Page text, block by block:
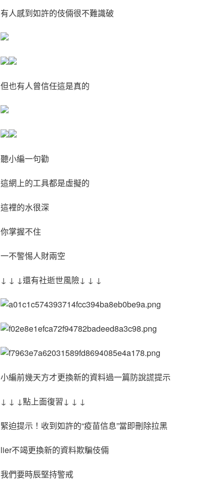
有人感到如許的伎倆很不難識破
但也有人曾信任這是真的
聽小編一句勸
這網上的工具都是虛擬的
這裡的水很深
你掌握不住
一不警惕人財兩空
↓ ↓ ↓還有社逝世風險↓ ↓ ↓
小編前幾天方才更換新的資料過一篇防說謊提示
↓ ↓ ↓點上面復習↓ ↓ ↓
緊迫提示！收到如許的“疫苗信息”當即刪除拉黑
lier不竭更換新的資料欺騙伎倆
我們要時辰堅持警戒